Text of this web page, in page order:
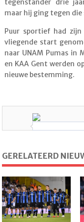
tegenstander drie
maar hij ging tegen die
Puur sportief had
vliegende start
naar UNAM Pumas in
en KAA Gent werden
nieuwe bestemming.
GERELATEERD